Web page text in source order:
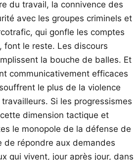
du travail, la connivence des
avec les groupes criminels et
qui gonfle les comptes
font le reste. Les discours
la bouche de balles. Et
communicativement efficaces
le plus de la violence
Si les progressismes
dimension tactique et
le monopole de la défense de
de répondre aux demandes
qui vivent, jour après jour, dans